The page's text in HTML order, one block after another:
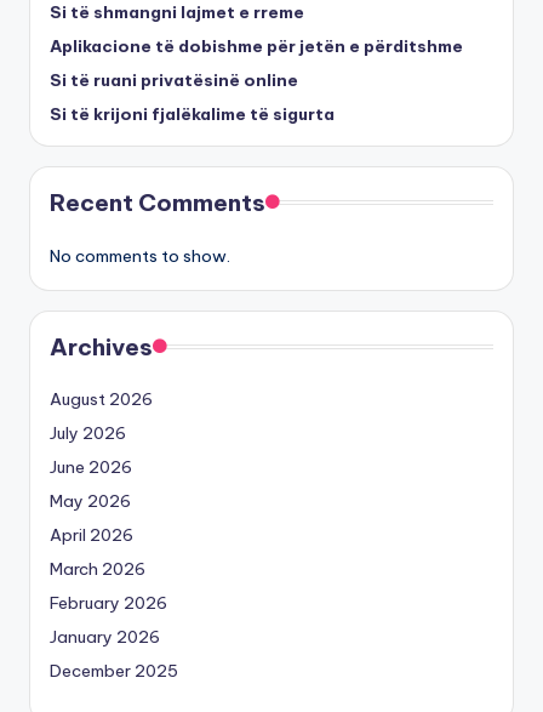
Si të shmangni lajmet e rreme
Aplikacione të dobishme për jetën e përditshme
Si të ruani privatësinë online
Si të krijoni fjalëkalime të sigurta
Recent Comments
No comments to show.
Archives
August 2026
July 2026
June 2026
May 2026
April 2026
March 2026
February 2026
January 2026
December 2025